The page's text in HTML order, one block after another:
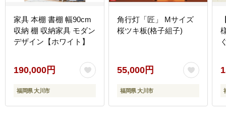
家具 本棚 書棚 幅90cm
収納 棚 収納家具 モダン
デザイン【ホワイト】
190,000円
福岡県 大川市
角行灯「匠」 Mサイズ
桜ツキ板(格子組子)
55,000円
福岡県 大川市